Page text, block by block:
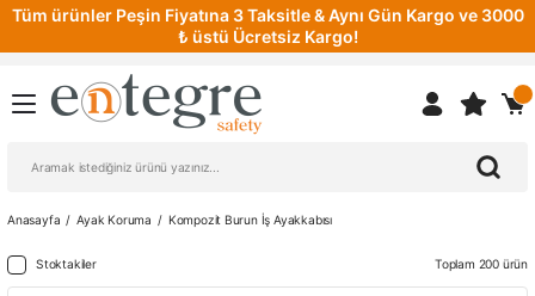
Tüm ürünler Peşin Fiyatına 3 Taksitle & Aynı Gün Kargo ve 3000
₺ üstü Ücretsiz Kargo!
Anasayfa Ayak Koruma Kompozit Burun İş Ayakkabısı
Stoktakiler Toplam 200 ürün